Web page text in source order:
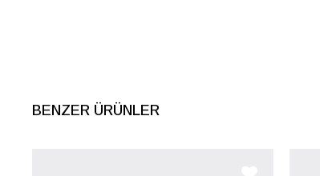
BENZER ÜRÜNLER